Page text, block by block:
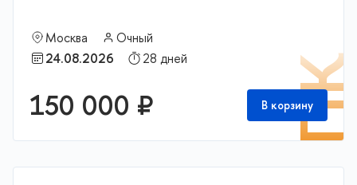
Москва
Очный
24.08.2026
28 дней
150 000 ₽ В корзину